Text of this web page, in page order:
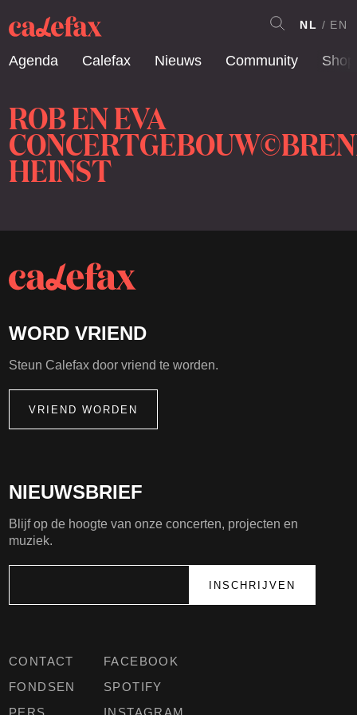
Agenda Calefax Nieuws Community Shop
NL EN
ROB EN EVA
HEINST
CONTACT
FONDSEN
PERS
FACEBOOK
SPOTIFY
INSTAGRAM
NIEUWSBRIEF
Blijf op de hoogte van onze concerten, projecten en
muziek.
WORD VRIEND
Steun Calefax door vriend te worden.
VRIEND WORDEN